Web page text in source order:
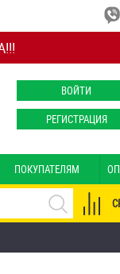
ВОЙТИ
РЕГИСТРАЦИЯ
ПОКУПАТЕЛЯМ